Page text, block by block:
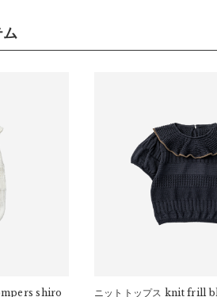
リーズで合わせてペアルックを楽しむこ
サイズ(70cm-80cm)
b）身幅：約28cm
による返品の場合でも、長期経過してい
shiro ニットトップス knit frill